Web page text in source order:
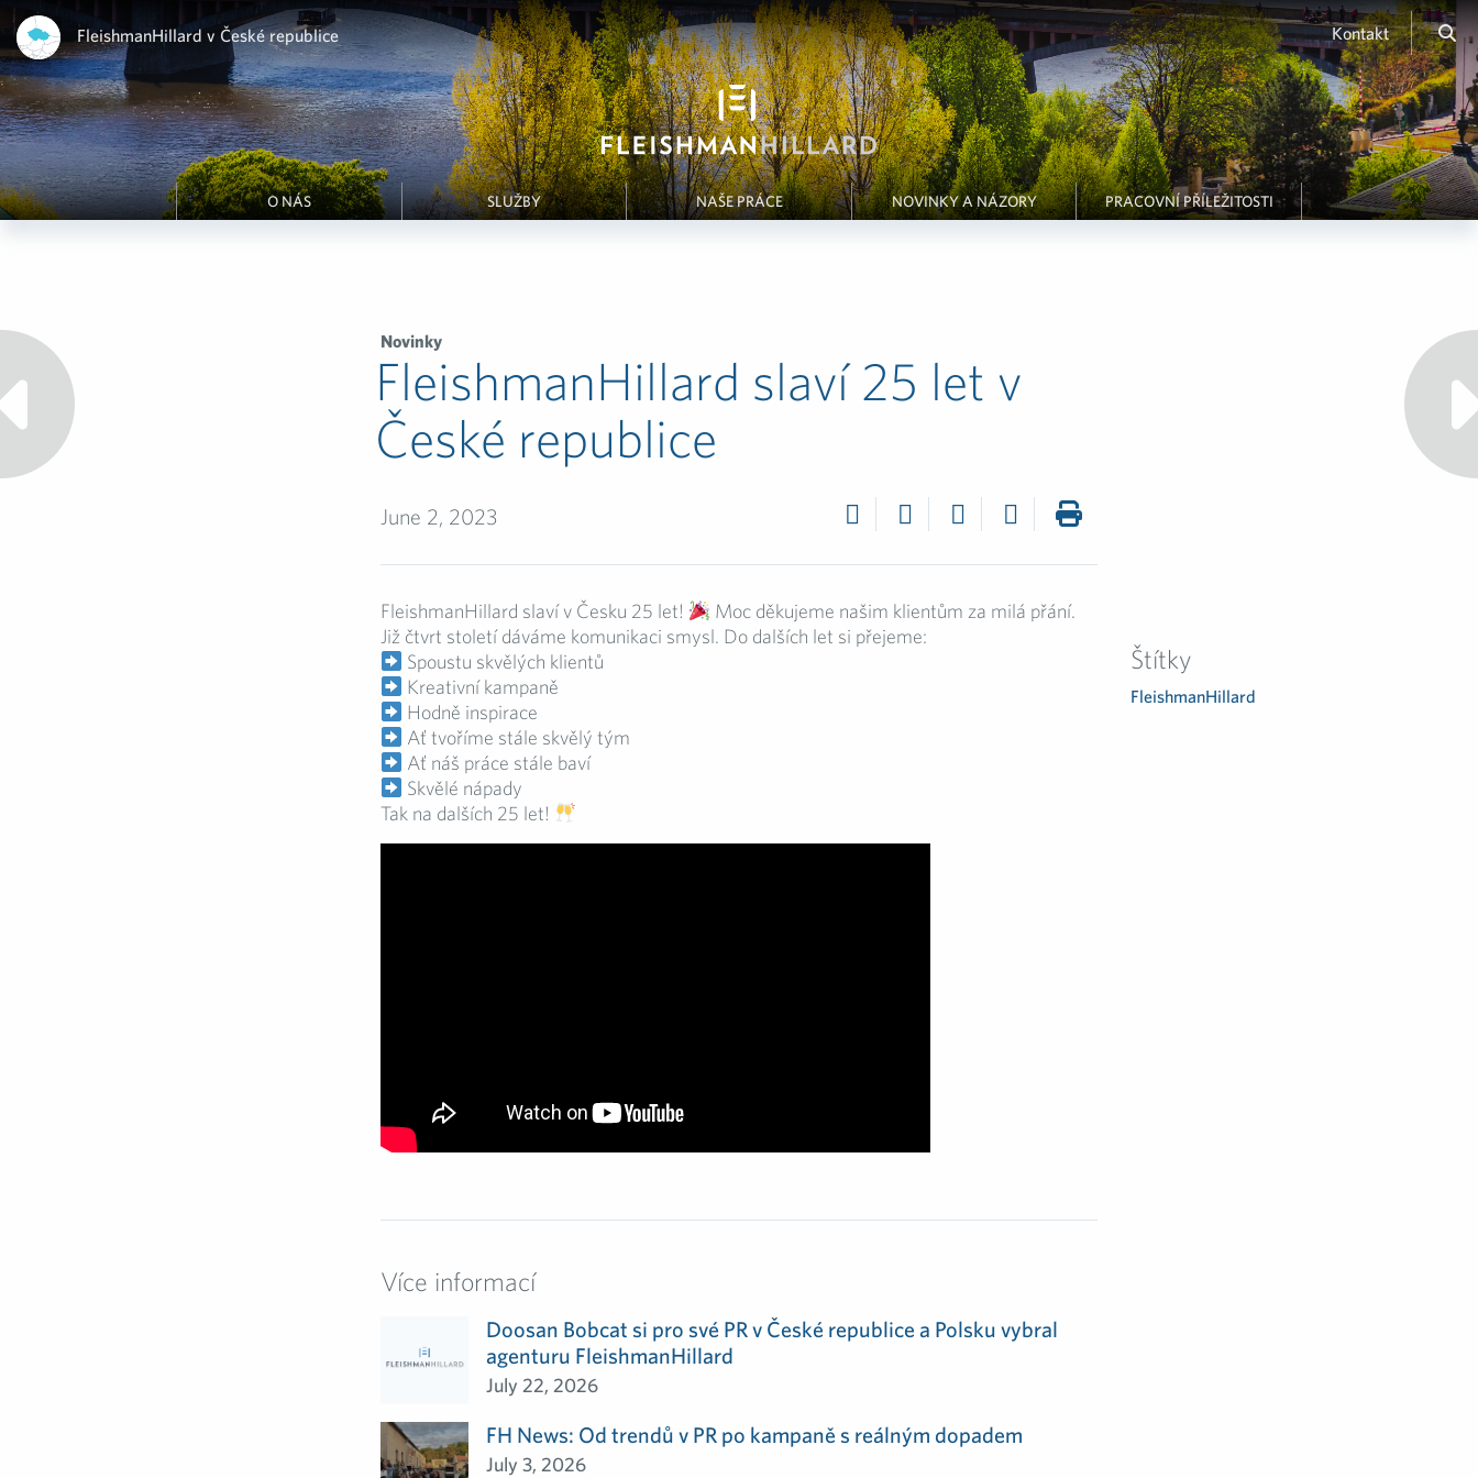
FleishmanHillard v České republice Kontakt
O NÁS SLUŽBY NAŠE PRÁCE NOVINKY A NÁZORY PRACOVNÍ PŘÍLEŽITOSTI
Novinky
FleishmanHillard slaví 25 let v
České republice
June 2, 2023
FleishmanHillard slaví v Česku 25 let!
Moc děkujeme našim klientům za milá přání.
Již čtvrt století dáváme komunikaci smysl. Do dalších let si přejeme:
Spoustu skvělých klientů
Kreativní kampaně
Hodně inspirace
Ať tvoříme stále skvělý tým
Ať náš práce stále baví
Skvělé nápady
Tak na dalších 25 let!
Štítky
FleishmanHillard
Více informací
Doosan Bobcat si pro své PR v České republice a Polsku vybral
agenturu FleishmanHillard
July 22, 2026
FH News: Od trendů v PR po kampaně s reálným dopadem
July 3, 2026